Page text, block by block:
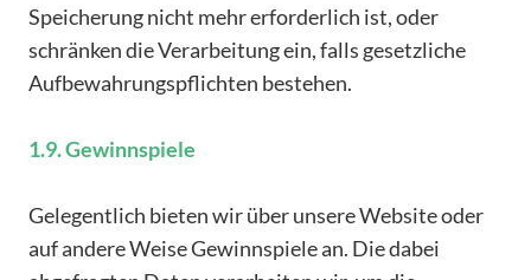
Speicherung nicht mehr erforderlich ist, oder
schränken die Verarbeitung ein, falls gesetzliche
Aufbewahrungspflichten bestehen.
1.9. Gewinnspiele
Gelegentlich bieten wir über unsere Website oder
auf andere Weise Gewinnspiele an. Die dabei